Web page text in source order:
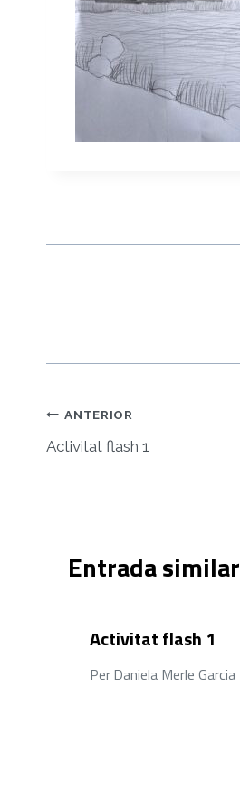
Navegació
d'entrades
ANTERIOR
Activitat flash 1
Entrada similar
Activitat flash 1
PerDaniela Merle Garcia